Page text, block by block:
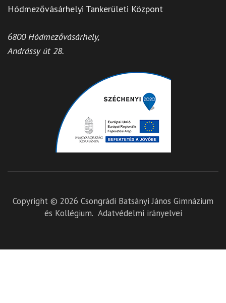
Hódmezővásárhelyi Tankerületi Központ
6800 Hódmezővásárhely,
Andrássy út 28.
Copyright © 2026 Csongrádi Batsányi János Gimnázium
és Kollégium. Adatvédelmi irányelvei